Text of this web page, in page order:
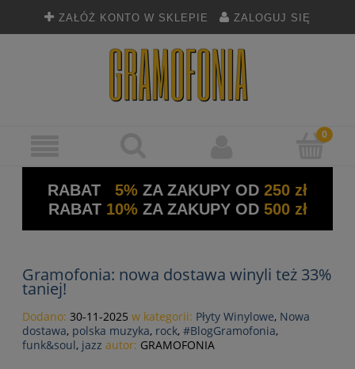
ZAŁÓŻ KONTO W SKLEPIE ZALOGUJ SIĘ
RABAT 5% ZA ZAKUPY OD 250 zł
RABAT 10%ZA ZAKUPY OD 500 zł
Gramofonia: nowa dostawa winyli też 33%
taniej!
Dodano: 30-11-2025 w kategorii: Płyty Winylowe, Nowa
dostawa, polska muzyka, rock, #BlogGramofonia,
funk&soul, jazz autor: GRAMOFONIA